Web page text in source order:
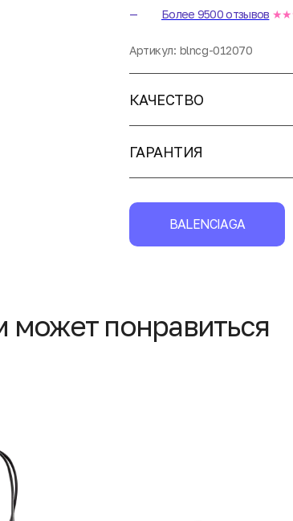
Более 9500 отзывов
Артикул: blncg-012070
КАЧЕСТВО
ГАРАНТИЯ
BALENCIAGA
может понравиться